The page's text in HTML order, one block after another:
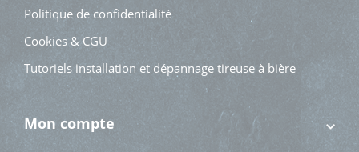
Politique de confidentialité
Cookies & CGU
Tutoriels installation et dépannage tireuse à bière
Mon compte